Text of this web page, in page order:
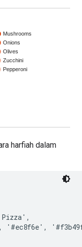
harfiah dalam
'#ec8f6e',